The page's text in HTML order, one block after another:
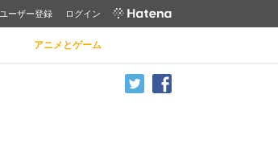
ユーザー登録 ログイン
アニメとゲーム